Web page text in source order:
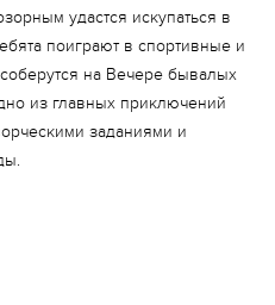
удастся искупаться в
поиграют в спортивные и
на Вечере бывалых
из главных приключений
заданиями и